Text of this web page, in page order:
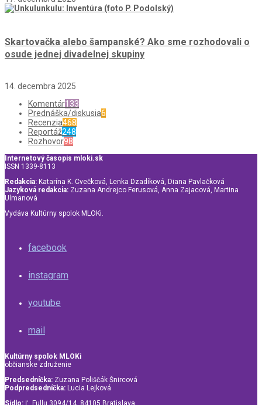
Skartovačka alebo šampanské? Ako sme rozhodovali o
osude jednej divadelnej skupiny
14. decembra 2025
Komentár133
Prednáška/diskusia6
Recenzia468
Reportáž248
Rozhovor98
Internetový časopis mloki.sk
ISSN 1339-8113
Redakcia: Katarína K. Cvečková, Lenka Dzadíková, Diana Pavlačková
Jazyková redakcia: Zuzana Andrejco Ferusová, Anna Zajacová, Martina
Ulmanová
Vydáva Kultúrny spolok MLOKi.
facebook
instagram
youtube
mail
Kultúrny spolok MLOKi
občianske združenie
Predsedníčka: Zuzana Poliščák Šnircová
Podpredsedníčka: Lucia Lejková
Sídlo: Ľ. Fullu 3094/14, 84105 Bratislava